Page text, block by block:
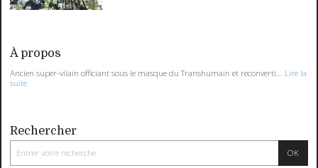
À propos
Ancien super-vilain officiant sous le masque du Transhumain et reconverti...
Lire la
suite
Rechercher